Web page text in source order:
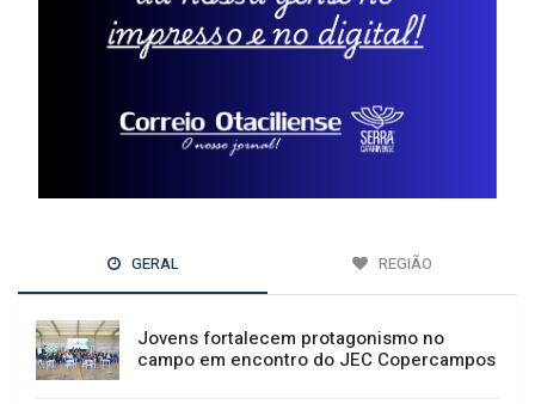
GERAL REGIÃO
Jovens fortalecem protagonismo no
campo em encontro do JEC Copercampos